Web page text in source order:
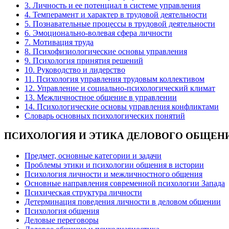
3. Личность и ее потенциал в системе управления
4. Темперамент и характер в трудовой деятельности
5. Познавательные процессы в трудовой деятельности
6. Эмоционально-волевая сфера личности
7. Мотивация труда
8. Психофизиологические основы управления
9. Психология принятия решений
10. Руководство и лидерство
11. Психология управления трудовым коллективом
12. Управление и социально-психологический климат
13. Межличностное общение в управлении
14. Психологические основы управления конфликтами
Словарь основных психологических понятий
ПСИХОЛОГИЯ И ЭТИКА ДЕЛОВОГО
Предмет, основные категории и задачи
Проблемы этики и психологии общения в истории
Психология личности и межличностного общения
Основные направления современной психологии Запада
Психическая структура личности
Детерминация поведения личности в деловом общении
Психология общения
Деловые переговоры